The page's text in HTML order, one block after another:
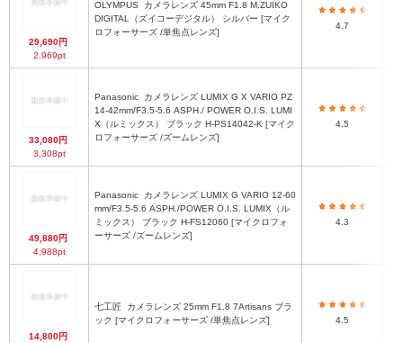
29,690円
2,969pt
OLYMPUS
DIGITAL（ズイコーデジタル） シルバー [マイク
ロフォーサーズ /単焦点レンズ]
4.7
33,080円
3,308pt
Panasonic
14-42mm/F3.5-5.6 ASPH./ POWER O.I.S. LUMI
X（ルミックス） ブラック H-PS14042-K [マイク
ロフォーサーズ /ズームレンズ]
4.5
49,880円
4,988pt
Panasonic
mm/F3.5-5.6 ASPH./POWER O.I.S. LUMIX（ル
ミックス） ブラック H-FS12060 [マイクロフォ
ーサーズ /ズームレンズ]
4.3
14,800円
七工匠
ック [マイクロフォーサーズ /単焦点レンズ]
4.5